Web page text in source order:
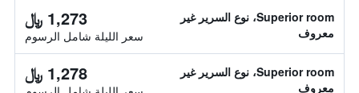
Superior room، نوع السرير غير
معروف
1,273 ﷼
سعر الليلة شامل الرسوم
Superior room، نوع السرير غير
معروف
1,278 ﷼